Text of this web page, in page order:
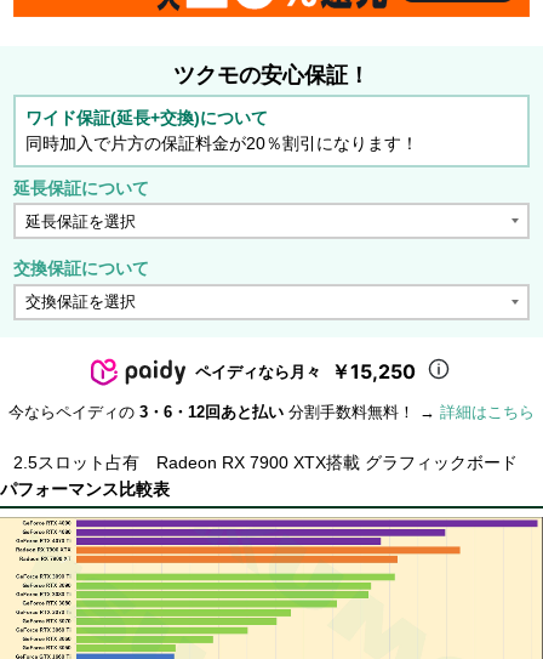
ツクモの安心保証！
ワイド保証(延長+交換)について
同時加入で片方の保証料金が20％割引になります！
延長保証について
交換保証について
ペイディなら月々 ￥15,250
今ならペイディの 3・6・12回あと払い 分割手数料無料！ → 詳細はこちら
2.5スロット占有 Radeon RX 7900 XTX搭載 グラフィックボード
パフォーマンス比較表